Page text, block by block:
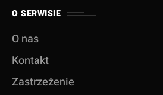
O SERWISIE
O nas
Kontakt
Zastrzeżenie